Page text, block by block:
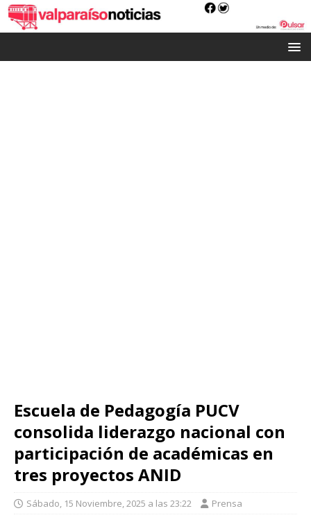
Escuela de Pedagogía PUCV
consolida liderazgo nacional con
participación de académicas en
tres proyectos ANID
Sábado, 15 Noviembre, 2025 a las 23:22 Prensa